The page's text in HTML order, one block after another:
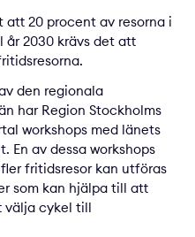
att 20 procent av resorna i
år 2030 krävs det att
den regionala
har Region Stockholms
workshops med länets
En av dessa workshops
fritidsresor kan utföras
som kan hjälpa till att
välja cykel till